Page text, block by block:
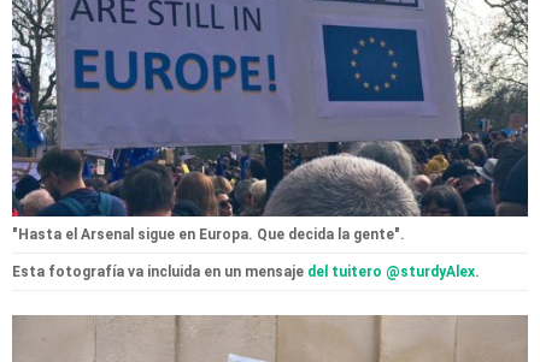
"Hasta el Arsenal sigue en Europa. Que decida la gente".
Esta fotografía va incluida en un mensaje del tuitero @sturdyAlex.